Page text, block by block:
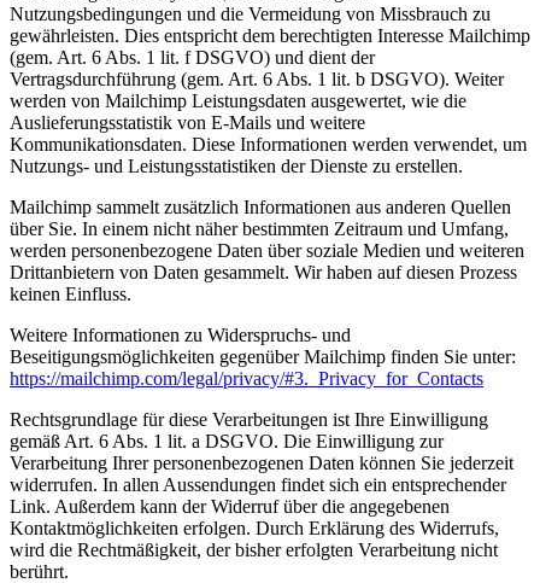
Nutzungsbedingungen und die Vermeidung von Missbrauch zu
gewährleisten. Dies entspricht dem berechtigten Interesse Mailchimp
(gem. Art. 6 Abs. 1 lit. f DSGVO) und dient der
Vertragsdurchführung (gem. Art. 6 Abs. 1 lit. b DSGVO). Weiter
werden von Mailchimp Leistungsdaten ausgewertet, wie die
Auslieferungsstatistik von E-Mails und weitere
Kommunikationsdaten. Diese Informationen werden verwendet, um
Nutzungs- und Leistungsstatistiken der Dienste zu erstellen.
Mailchimp sammelt zusätzlich Informationen aus anderen Quellen
über Sie. In einem nicht näher bestimmten Zeitraum und Umfang,
werden personenbezogene Daten über soziale Medien und weiteren
Drittanbietern von Daten gesammelt. Wir haben auf diesen Prozess
keinen Einfluss.
Weitere Informationen zu Widerspruchs- und
Beseitigungsmöglichkeiten gegenüber Mailchimp finden Sie unter:
https://mailchimp.com/legal/privacy/#3._Privacy_for_Contacts
Rechtsgrundlage für diese Verarbeitungen ist Ihre Einwilligung
gemäß Art. 6 Abs. 1 lit. a DSGVO. Die Einwilligung zur
Verarbeitung Ihrer personenbezogenen Daten können Sie jederzeit
widerrufen. In allen Aussendungen findet sich ein entsprechender
Link. Außerdem kann der Widerruf über die angegebenen
Kontaktmöglichkeiten erfolgen. Durch Erklärung des Widerrufs,
wird die Rechtmäßigkeit, der bisher erfolgten Verarbeitung nicht
berührt.